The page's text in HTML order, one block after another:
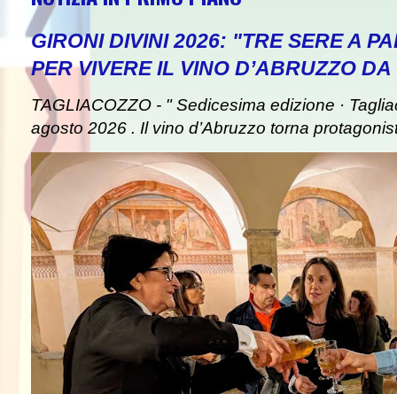
GIRONI DIVINI 2026: "TRE SERE A
PER VIVERE IL VINO D’ABRUZZO
TAGLIACOZZO - " Sedicesima edizione ·
agosto 2026 . Il vino d’Abruzzo torna